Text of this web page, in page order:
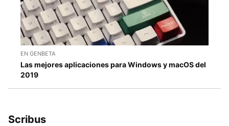
EN GENBETA
Las mejores aplicaciones para Windows y macOS del
2019
Scribus